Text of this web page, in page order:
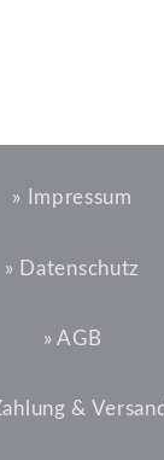
» Impressum
» Datenschutz
» AGB
& Versand